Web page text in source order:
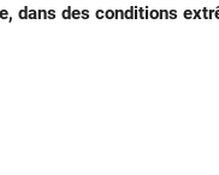
dans des conditions